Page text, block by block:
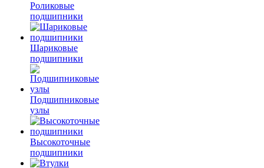
Роликовые
подшипники
Шариковые
подшипники
Подшипниковые
узлы
Высокоточные
подшипники